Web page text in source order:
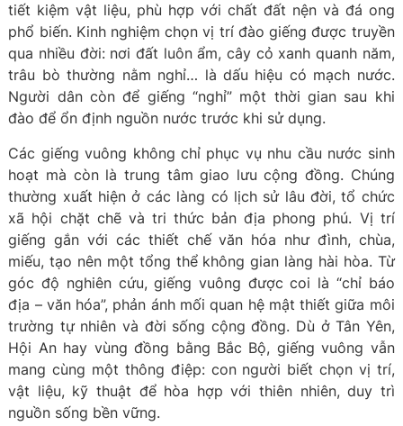
tiết kiệm vật liệu, phù hợp với chất đất nện và đá ong
phổ biến. Kinh nghiệm chọn vị trí đào giếng được truyền
qua nhiều đời: nơi đất luôn ẩm, cây cỏ xanh quanh năm,
trâu bò thường nằm nghỉ… là dấu hiệu có mạch nước.
Người dân còn để giếng “nghỉ” một thời gian sau khi
đào để ổn định nguồn nước trước khi sử dụng.
Các giếng vuông không chỉ phục vụ nhu cầu nước sinh
hoạt mà còn là trung tâm giao lưu cộng đồng. Chúng
thường xuất hiện ở các làng có lịch sử lâu đời, tổ chức
xã hội chặt chẽ và tri thức bản địa phong phú. Vị trí
giếng gắn với các thiết chế văn hóa như đình, chùa,
miếu, tạo nên một tổng thể không gian làng hài hòa. Từ
góc độ nghiên cứu, giếng vuông được coi là “chỉ báo
địa – văn hóa”, phản ánh mối quan hệ mật thiết giữa môi
trường tự nhiên và đời sống cộng đồng. Dù ở Tân Yên,
Hội An hay vùng đồng bằng Bắc Bộ, giếng vuông vẫn
mang cùng một thông điệp: con người biết chọn vị trí,
vật liệu, kỹ thuật để hòa hợp với thiên nhiên, duy trì
nguồn sống bền vững.